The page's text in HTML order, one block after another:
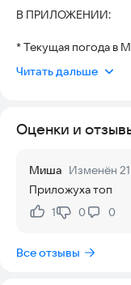
В ПРИЛОЖЕНИИ:
* Текущая погода в
* Информация ГО и
* Геомагнитная
* Мгновенное
Читать дальше
Оценки и
Миша Изменён
Приложуха топ
Нравится:
1Не нравится:
0 0
Все отзывы